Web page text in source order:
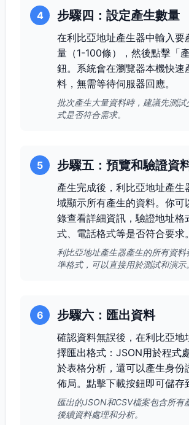
4 步驟四：設定產生數量
在利比亞地址產生器中輸入要
量（1-100條），然後點擊「
鈕。系統會在瀏覽器本機快速
料，無需等待伺服器回應。
批次產生大量資料時，建議先測
式是否符合需求。
5 步驟五：預覽和驗證資
產生完成後，利比亞地址產生
域顯示所有產生的資料。你可
錄查看詳細資訊，驗證地址格
式、電話格式等是否符合要求。
利比亞地址產生器產生的所有資料
準格式，可以直接用於測試和演示。
6 步驟六：匯出資料
確認資料無誤後，在利比亞地
擇匯出格式：JSON用於程式
於表格分析，還可以產生身份
佈局。點擊下載按鈕即可儲存
匯出的JSON和CSV檔案包含所有
後續資料處理和分析。